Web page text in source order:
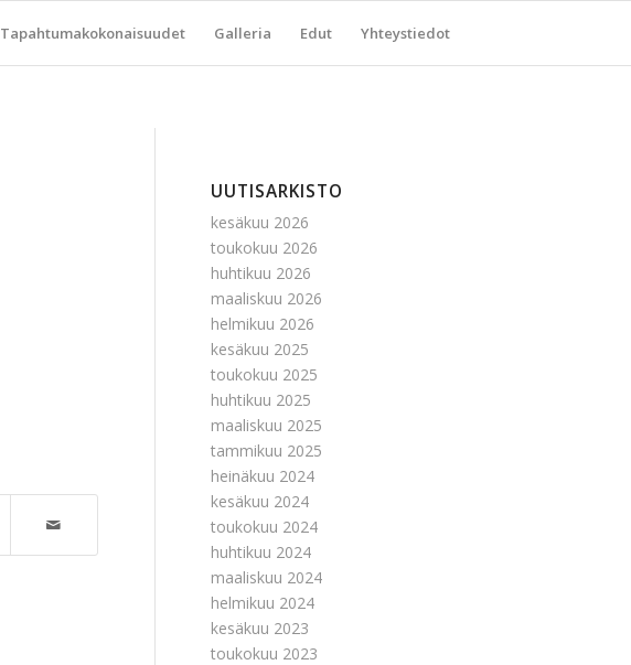
Tapahtumakokonaisuudet Galleria Edut Yhteystiedot
UUTISARKISTO
kesäkuu 2026
toukokuu 2026
huhtikuu 2026
maaliskuu 2026
helmikuu 2026
kesäkuu 2025
toukokuu 2025
huhtikuu 2025
maaliskuu 2025
tammikuu 2025
heinäkuu 2024
kesäkuu 2024
toukokuu 2024
huhtikuu 2024
maaliskuu 2024
helmikuu 2024
kesäkuu 2023
toukokuu 2023